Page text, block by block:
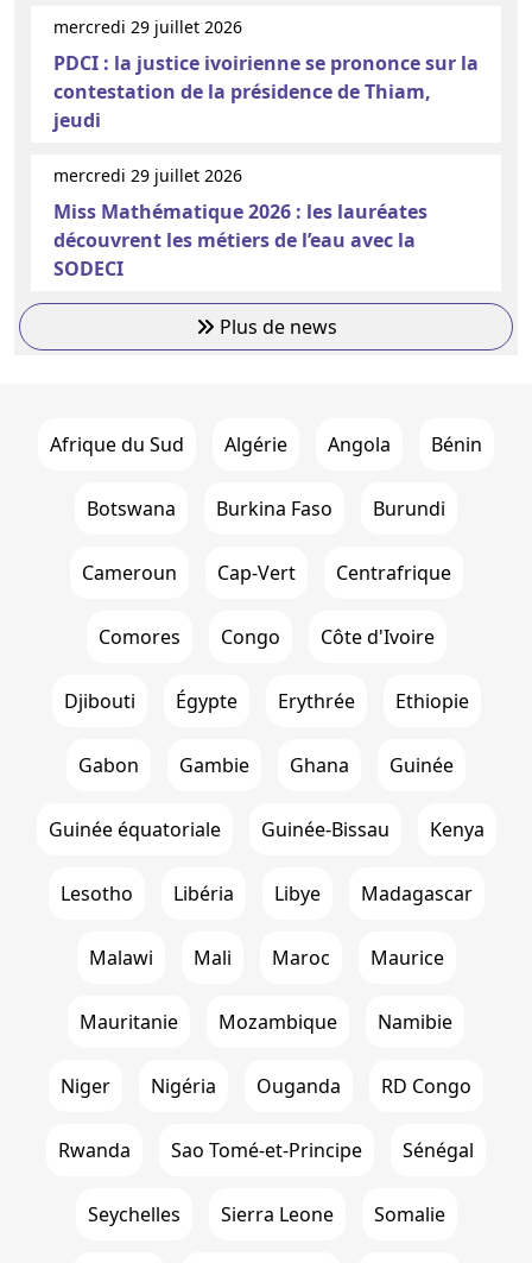
mercredi 29 juillet 2026
PDCI : la justice ivoirienne se prononce sur la
contestation de la présidence de Thiam,
jeudi
mercredi 29 juillet 2026
Miss Mathématique 2026 : les lauréates
découvrent les métiers de l’eau avec la
SODECI
Plus de news
Afrique du Sud Algérie Angola Bénin
Botswana Burkina Faso Burundi
Cameroun Cap-Vert Centrafrique
Comores Congo Côte d'Ivoire
Djibouti Égypte Erythrée Ethiopie
Gabon Gambie Ghana Guinée
Guinée équatoriale Guinée-Bissau Kenya
Lesotho Libéria Libye Madagascar
Malawi Mali Maroc Maurice
Mauritanie Mozambique Namibie
Niger Nigéria Ouganda RD Congo
Rwanda Sao Tomé-et-Principe Sénégal
Seychelles Sierra Leone Somalie